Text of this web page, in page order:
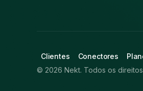
Clientes Conectores
© 2026 Nekt. Todos os